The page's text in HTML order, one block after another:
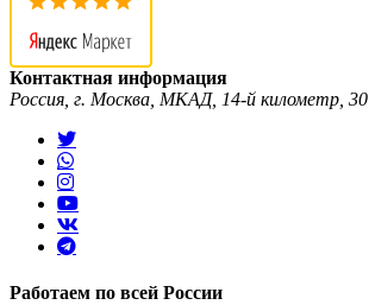
Контактная информация
Россия, г. Москва, МКАД, 14-й километр, 30
Работаем по всей России